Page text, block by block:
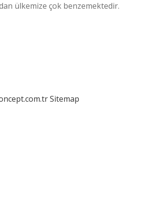
ülkemize çok benzemektedir.
Sitemap